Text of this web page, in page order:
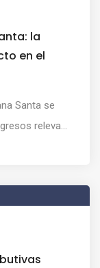
la
en el
Santa se
releva...